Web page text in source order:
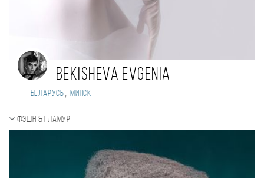
Bekisheva Evgenia
Беларусь, Минск
Фэшн & Гламур